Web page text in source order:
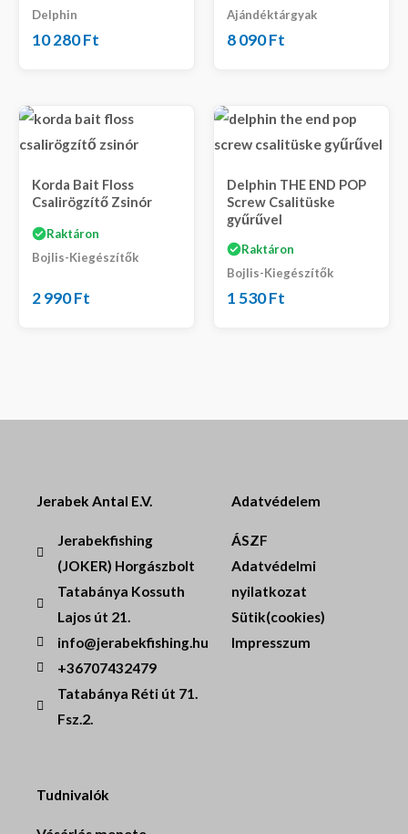
Delphin
10 280Ft
Ajándéktárgyak
8 090Ft
Korda Bait Floss
Csalirögzítő Zsinór
Raktáron
Bojlis-Kiegészítők
2 990Ft
Delphin THE END POP
Screw Csalitüske
gyűrűvel
Raktáron
Bojlis-Kiegészítők
1 530Ft
Jerabek Antal E.V.
Jerabekfishing
(JOKER) Horgászbolt
Tatabánya Kossuth
Lajos út 21.
info@jerabekfishing.hu
+36707432479
Tatabánya Réti út 71.
Fsz.2.
Adatvédelem
ÁSZF
Adatvédelmi
nyilatkozat
Sütik(cookies)
Impresszum
Tudnivalók